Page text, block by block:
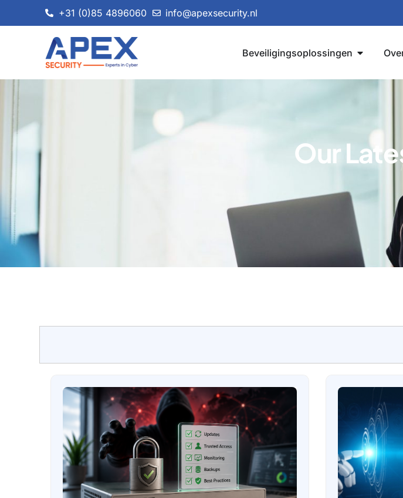
+31 (0)85 4896060 info@apexsecurity.nl
Beveiligingsoplossingen
Our